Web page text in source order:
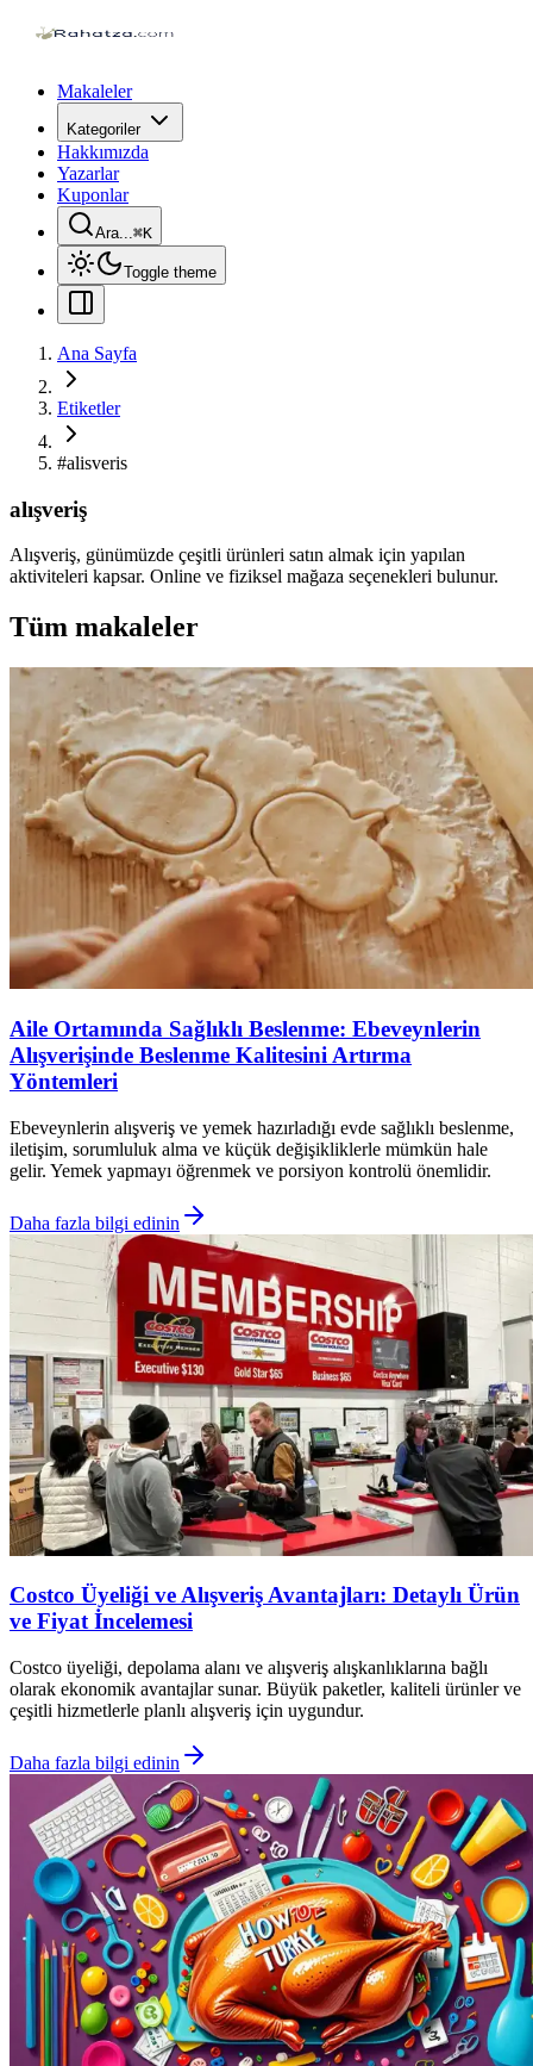
Makaleler
Kategoriler
Hakkımızda
Yazarlar
Kuponlar
Ara...⌘K
Toggle theme
Ana Sayfa
Etiketler
#alisveris
alışveriş
Alışveriş, günümüzde çeşitli ürünleri satın almak için yapılan
aktiviteleri kapsar. Online ve fiziksel mağaza seçenekleri bulunur.
Tüm makaleler
Aile Ortamında Sağlıklı Beslenme: Ebeveynlerin
Alışverişinde Beslenme Kalitesini Artırma
Yöntemleri
Ebeveynlerin alışveriş ve yemek hazırladığı evde sağlıklı beslenme,
iletişim, sorumluluk alma ve küçük değişikliklerle mümkün hale
gelir. Yemek yapmayı öğrenmek ve porsiyon kontrolü önemlidir.
Daha fazla bilgi edinin
Costco Üyeliği ve Alışveriş Avantajları: Detaylı Ürün
ve Fiyat İncelemesi
Costco üyeliği, depolama alanı ve alışveriş alışkanlıklarına bağlı
olarak ekonomik avantajlar sunar. Büyük paketler, kaliteli ürünler ve
çeşitli hizmetlerle planlı alışveriş için uygundur.
Daha fazla bilgi edinin